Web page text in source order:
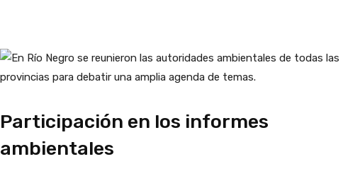
Participación en los informes
ambientales